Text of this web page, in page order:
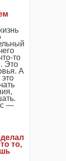
то
Это
А
—
то,